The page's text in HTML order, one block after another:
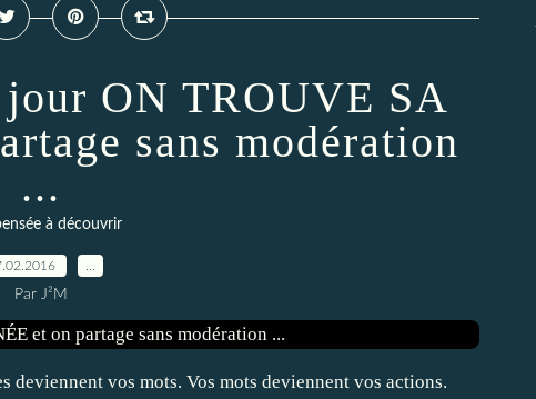
ON TROUVE SA
sans modération
...
à découvrir
Par J²M
deviennent vos mots. Vos mots deviennent vos actions.